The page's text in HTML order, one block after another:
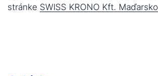
stránke SWISS KRONO Kft. Maďarsko